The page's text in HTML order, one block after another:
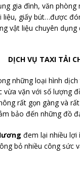
gia đình, văn
liệu, giấy bút…được
vật liệu chuyên
DỊCH VỤ TAXI TẢI
những loại hình
vặn với số lượng
rất gọn gàng và
bảo đến những đồ
đem lại nhiều lợi
bỏ nhiều công sức